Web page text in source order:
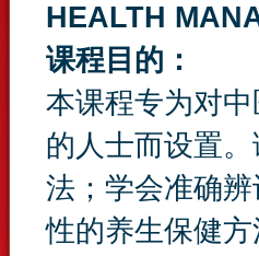
HEALTH
课程目的：
本课程专为对
的人士而设置
法；学会准确
性的养生保健